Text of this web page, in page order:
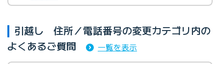
引越し 住所／電話番号の変更カテゴリ内の
よくあるご質問
一覧を表示